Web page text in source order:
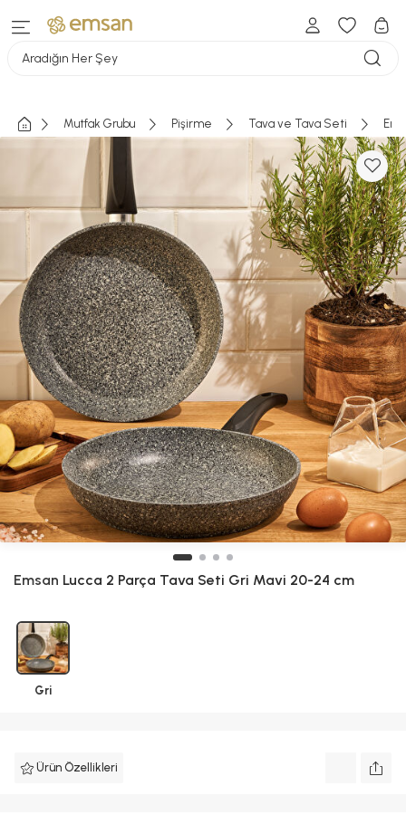
Aradığın Her Şey
Mutfak Grubu Pişirme Tava ve Tava Seti
Emsan Lucca 2 Parça Tava Seti Gri Mavi 20-24 cm
Gri
Ürün Özellikleri